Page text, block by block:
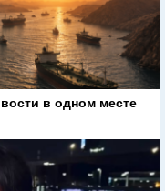
в одном месте